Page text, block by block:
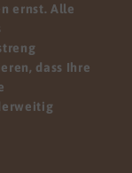
ernst. Alle
dass Ihre